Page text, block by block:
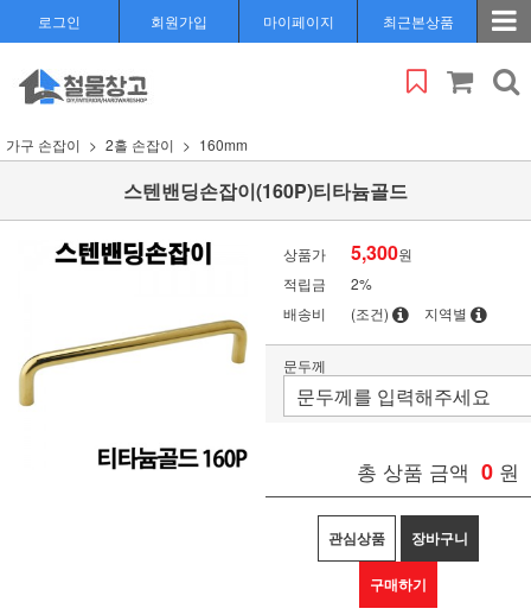
로그인 회원가입 마이페이지 최근본상품
가구 손잡이 2홀 손잡이 160mm
스텐밴딩손잡이(160P)티타늄골드
상품가 5,300원
적립금
2%
배송비
(조건) 지역별
문두께
총 상품 금액 0 원
관심상품 장바구니
구매하기